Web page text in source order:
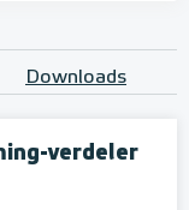
Downloads
verdeler